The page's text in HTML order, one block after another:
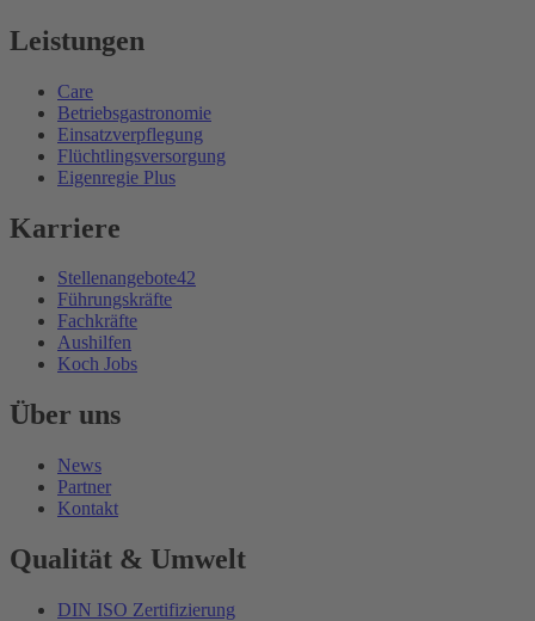
Leistungen
Care
Betriebsgastronomie
Einsatzverpflegung
Flüchtlingsversorgung
Eigenregie Plus
Karriere
Stellenangebote42
Führungskräfte
Fachkräfte
Aushilfen
Koch Jobs
Über uns
News
Partner
Kontakt
Qualität & Umwelt
DIN ISO Zertifizierung